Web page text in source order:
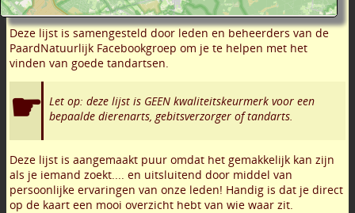
Deze lijst is samengesteld door leden en beheerders van de
PaardNatuurlijk Facebookgroep om je te helpen met het
vinden van goede tandartsen.
Let op: deze lijst is GEEN kwaliteitskeurmerk voor een
bepaalde dierenarts, gebitsverzorger of tandarts.
Deze lijst is aangemaakt puur omdat het gemakkelijk kan zijn
als je iemand zoekt.... en uitsluitend door middel van
persoonlijke ervaringen van onze leden! Handig is dat je direct
op de kaart een mooi overzicht hebt van wie waar zit.